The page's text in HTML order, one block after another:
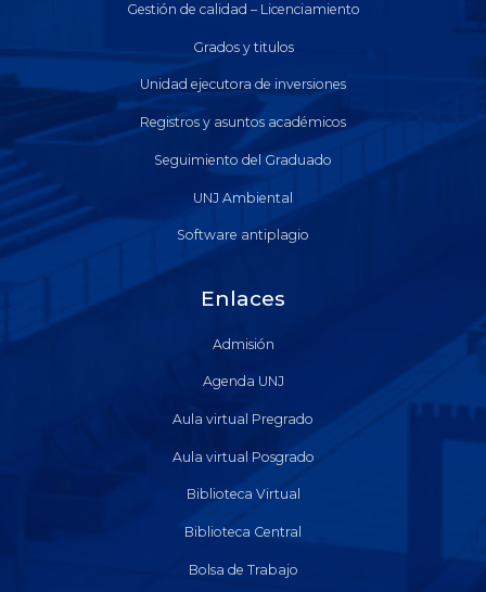
Gestión de calidad – Licenciamiento
Grados y titulos
Unidad ejecutora de inversiones
Registros y asuntos académicos
Seguimiento del Graduado
UNJ Ambiental
Software antiplagio
Enlaces
Admisión
Agenda UNJ
Aula virtual Pregrado
Aula virtual Posgrado
Biblioteca Virtual
Biblioteca Central
Bolsa de Trabajo